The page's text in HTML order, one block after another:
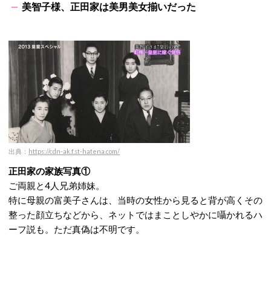
美智子様、正田家は美男美女揃いだった
出典： https://cdn-ak.f.st-hatena.com/
正田家の家族写真①
ご両親と4人兄弟姉妹。
特に母親の富美子さんは、当時の女性から見ると背が高くその
整った顔立ちなどから、ネットではまことしやかに囁かれるハ
ーフ説も。ただ真偽は不明です。